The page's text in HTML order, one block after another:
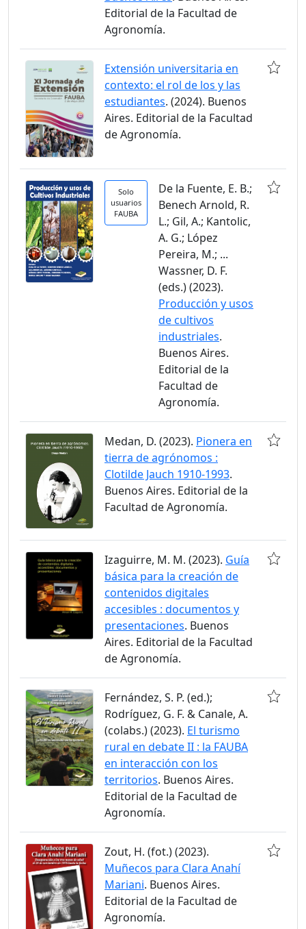
Editorial de la Facultad de
Agronomía.
Extensión universitaria en
contexto: el rol de los y las
estudiantes. (2024). Buenos
Aires. Editorial de la Facultad
de Agronomía.
Solo
usuarios
FAUBA
De la Fuente, E. B.;
Benech Arnold, R.
L.; Gil, A.; Kantolic,
A. G.; López
Pereira, M.; ...
Wassner, D. F.
(eds.) (2023).
Producción y usos
de cultivos
industriales.
Buenos Aires.
Editorial de la
Facultad de
Agronomía.
Medan, D. (2023). Pionera en
tierra de agrónomos :
Clotilde Jauch 1910-1993.
Buenos Aires. Editorial de la
Facultad de Agronomía.
Izaguirre, M. M. (2023). Guía
básica para la creación de
contenidos digitales
accesibles : documentos y
presentaciones. Buenos
Aires. Editorial de la Facultad
de Agronomía.
Fernández, S. P. (ed.);
Rodríguez, G. F. & Canale, A.
(colabs.) (2023). El turismo
rural en debate II : la FAUBA
en interacción con los
territorios. Buenos Aires.
Editorial de la Facultad de
Agronomía.
Zout, H. (fot.) (2023).
Muñecos para Clara Anahí
Mariani. Buenos Aires.
Editorial de la Facultad de
Agronomía.